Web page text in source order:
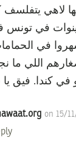
لاهي يتفلسف
في تونس
في
اللي ما
on 15/